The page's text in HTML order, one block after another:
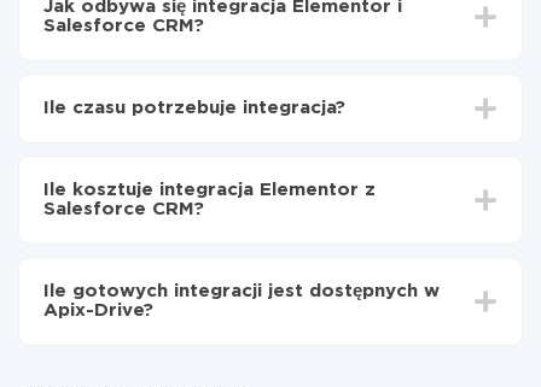
Jak odbywa się integracja Elementor i
Salesforce CRM?
Salesforce CRM
Elementor do Salesforce CRM
Ile czasu potrzebuje integracja?
od 5 do 30 minut. Konfiguracja zajmuje średnio 10-15
minut.
Ile kosztuje integracja Elementor z
Salesforce CRM?
Płacisz tylko za ilość danych, która faktycznie jest
przekazywana z jednego z Twoich systemów do
Ile gotowych integracji jest dostępnych w
Apix-Drive?